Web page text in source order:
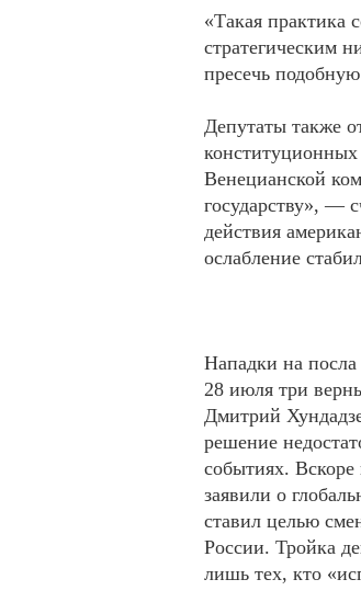
«Такая практика
стратегическим
пресечь
Депутаты также
Венецианской
государству», —
действия
ослабление
Нападки на
28 июля три
Дмитрий
решение
событиях.
заявили о
ставил целью
России. Тройка
лишь тех, кто